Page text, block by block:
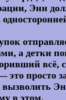
Энн
а детки
это просто
в этом.